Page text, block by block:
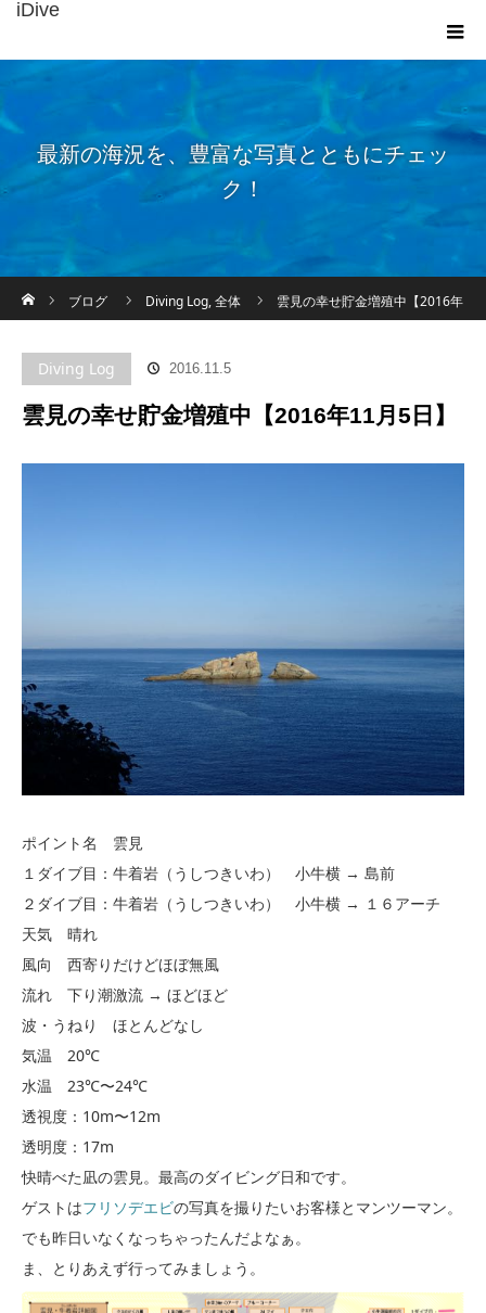
iDive
最新の海況を、豊富な写真とともにチェッ
ク！
ブログ
Diving Log,全体 雲見の幸せ貯金増殖中【2016年
Diving Log 2016.11.5
雲見の幸せ貯金増殖中【2016年11月5日】
ポイント名 雲見
１ダイブ目：牛着岩（うしつきいわ） 小牛横 → 島前
２ダイブ目：牛着岩（うしつきいわ） 小牛横 → １６アーチ
天気 晴れ
風向 西寄りだけどほぼ無風
流れ 下り潮激流 → ほどほど
波・うねり ほとんどなし
気温 20℃
水温 23℃〜24℃
透視度：10m〜12m
透明度：17m
快晴べた凪の雲見。最高のダイビング日和です。
ゲストはフリソデエビの写真を撮りたいお客様とマンツーマン。
でも昨日いなくなっちゃったんだよなぁ。
ま、とりあえず行ってみましょう。